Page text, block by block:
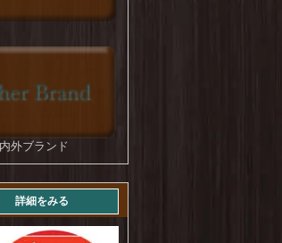
M-35 Denim Trousers
PANT
14.5oz Selvedge
oz Jumbo Workers
3yearsを更新しまし
oz Jumbo Workers
4yearsを更新しまし
外ブランド
詳細をみる